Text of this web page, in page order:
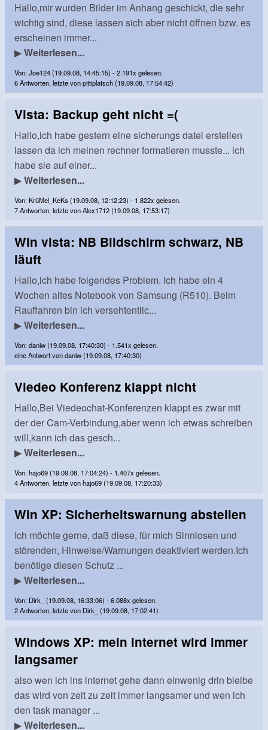
Hallo,mir wurden Bilder im Anhang geschickt, die sehr
wichtig sind, diese lassen sich aber nicht öffnen bzw. es
erscheinen immer...
▶Weiterlesen...
Von: Joe124 (19.09.08, 14:45:15) - 2.191x gelesen.
6 Antworten, letzte von pittiplatsch (19.09.08, 17:54:42)
Vista: Backup geht nicht =(
Hallo,ich habe gestern eine sicherungs datei erstellen
lassen da ich meinen rechner formatieren musste... ich
habe sie auf einer...
▶Weiterlesen...
Von: KrüMel_KeKs (19.09.08, 12:12:23) - 1.822x gelesen.
7 Antworten, letzte von Alex1712 (19.09.08, 17:53:17)
Win vista: NB Bildschirm schwarz, NB
läuft
Hallo,ich habe folgendes Problem. Ich habe ein 4
Wochen altes Notebook von Samsung (R510). Beim
Rauffahren bin ich versehtentlic...
▶Weiterlesen...
Von: daniw (19.09.08, 17:40:30) - 1.541x gelesen.
eine Antwort von daniw (19.09.08, 17:40:30)
Viedeo Konferenz klappt nicht
Hallo,Bei Viedeochat-Konferenzen klappt es zwar mit
der der Cam-Verbindung,aber wenn ich etwas schreiben
will,kann ich das gesch...
▶Weiterlesen...
Von: hajo69 (19.09.08, 17:04:24) - 1.407x gelesen.
4 Antworten, letzte von hajo69 (19.09.08, 17:20:33)
Win XP: Sicherheitswarnung abstellen
Ich möchte gerne, daß diese, für mich Sinnlosen und
störenden, Hinweise/Warnungen deaktiviert werden.Ich
benötige diesen Schutz ...
▶Weiterlesen...
Von: Dirk_ (19.09.08, 16:33:06) - 6.088x gelesen.
2 Antworten, letzte von Dirk_ (19.09.08, 17:02:41)
Windows XP: mein internet wird immer
langsamer
also wen ich ins internet gehe dann einwenig drin bleibe
das wird von zeit zu zeit immer langsamer und wen ich
den task manager ...
▶Weiterlesen...